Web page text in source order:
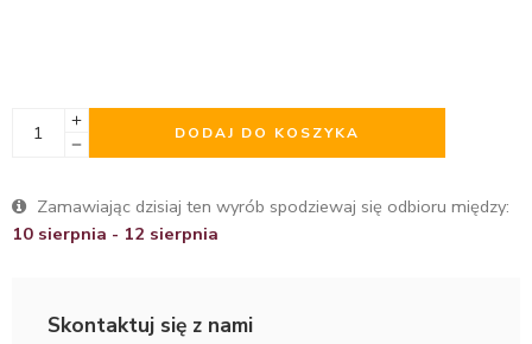
DODAJ DO KOSZYKA
Zamawiając dzisiaj ten wyrób spodziewaj się odbioru między:
10 sierpnia - 12 sierpnia
Skontaktuj się z nami